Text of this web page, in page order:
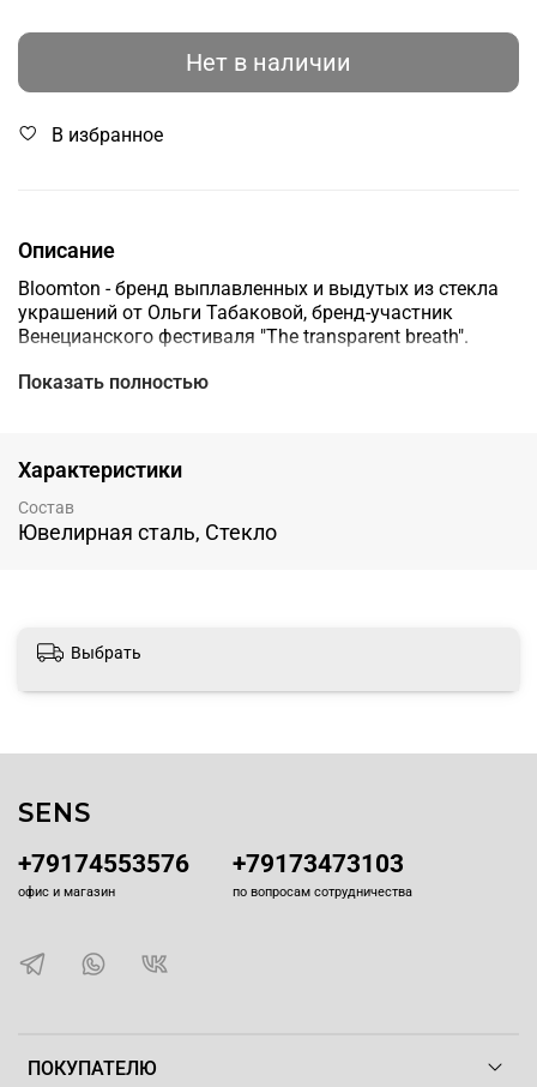
Нет в наличии
В избранное
Описание
Bloomton - бренд выплавленных и выдутых из стекла
украшений от Ольги Табаковой, бренд-участник
Венецианского фестиваля "The transparent breath".
Частичка природы, которая всегда с вами на страже
Материал: стекло, ювелирная сталь
Показать полностью
Характеристики
Состав
Ювелирная сталь, Стекло
Выбрать
ПОКУПАТЕЛЮ
+79174553576
офис и магазин
+79173473103
по вопросам сотрудничества
SENS